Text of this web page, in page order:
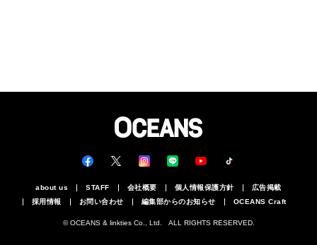
about us STAFF 会社概要 個人情報保護方針
広告掲載
採用情報
お問い合わせ 編集部からのお知らせ OCEANS Craft
© OCEANS & linkties Co., Ltd. ALL RIGHTS RESERVED.